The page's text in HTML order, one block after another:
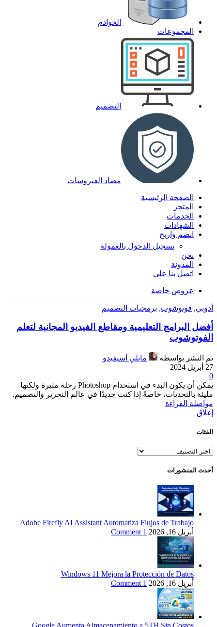
الخوادم
المجموعات
التصميم
مضاد الفيروسات
الصفحة الرئيسية
المتجر
الخدمات
الشهادات
انضم واربح
تسجيل الدخول بالعمولة
نحن
المدونة
اتصل بنا على
عروض خاصة
أدوبي, فوتوشوب, برمجيات التصميم
أفضل البرامج التعليمية ومقاطع الفيديو المجانية لتعلم
الفوتوشوب
تم النشر بواسطة
مايلي أسيفيدو
27 أبريل 2024
0
يمكن أن يكون البدء في استخدام Photoshop رحلة مثيرة ولكنها
مليئة بالتحديات، خاصةً إذا كنت جديدًا في عالم التحرير والتصميم.
مواصلة القراءة
إغلاق
الفئات
الفئات
أحدث المنشورات
Adobe Firefly AI Assistant Automatiza Flujos de Trabajo
أبريل 16, 2026
1 Comment
Windows 11 Mejora la Protección de Datos
أبريل 16, 2026
1 Comment